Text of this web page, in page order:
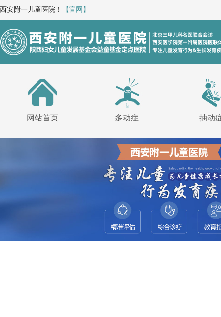
西安附一儿童医院！ 【官网】
网站首页 多动症 抽动